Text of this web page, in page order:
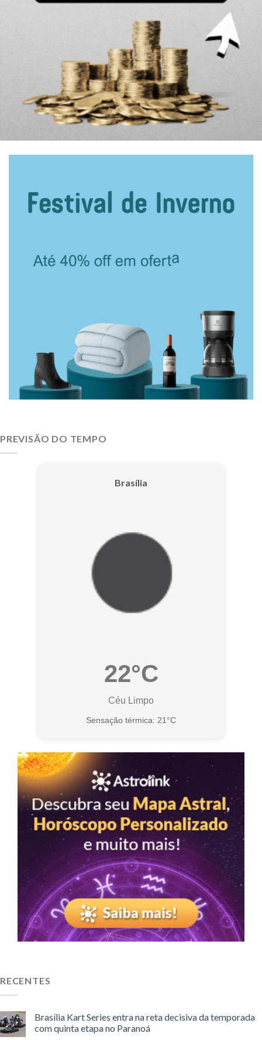
PREVISÃO DO TEMPO
Brasília
22°C
Céu Limpo
Sensação térmica: 21°C
RECENTES
Brasília Kart Series entra na reta decisiva da temporada
com quinta etapa no Paranoá